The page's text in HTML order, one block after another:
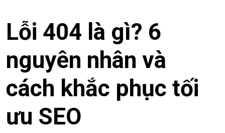
Lỗi 404 là gì? 6
nguyên nhân và
cách khắc phục tối
ưu SEO